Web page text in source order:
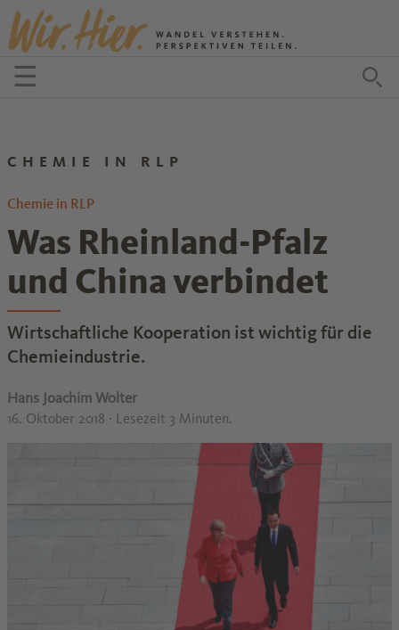
Zum Inhalt springen
☰Menü öffnen
CHEMIE IN RLP
Chemie in RLP
Was Rheinland-Pfalz
und China verbindet
Wirtschaftliche Kooperation ist wichtig für die
Chemieindustrie.
Hans Joachim Wolter
16. Oktober 2018 · Lesezeit 3 Minuten.